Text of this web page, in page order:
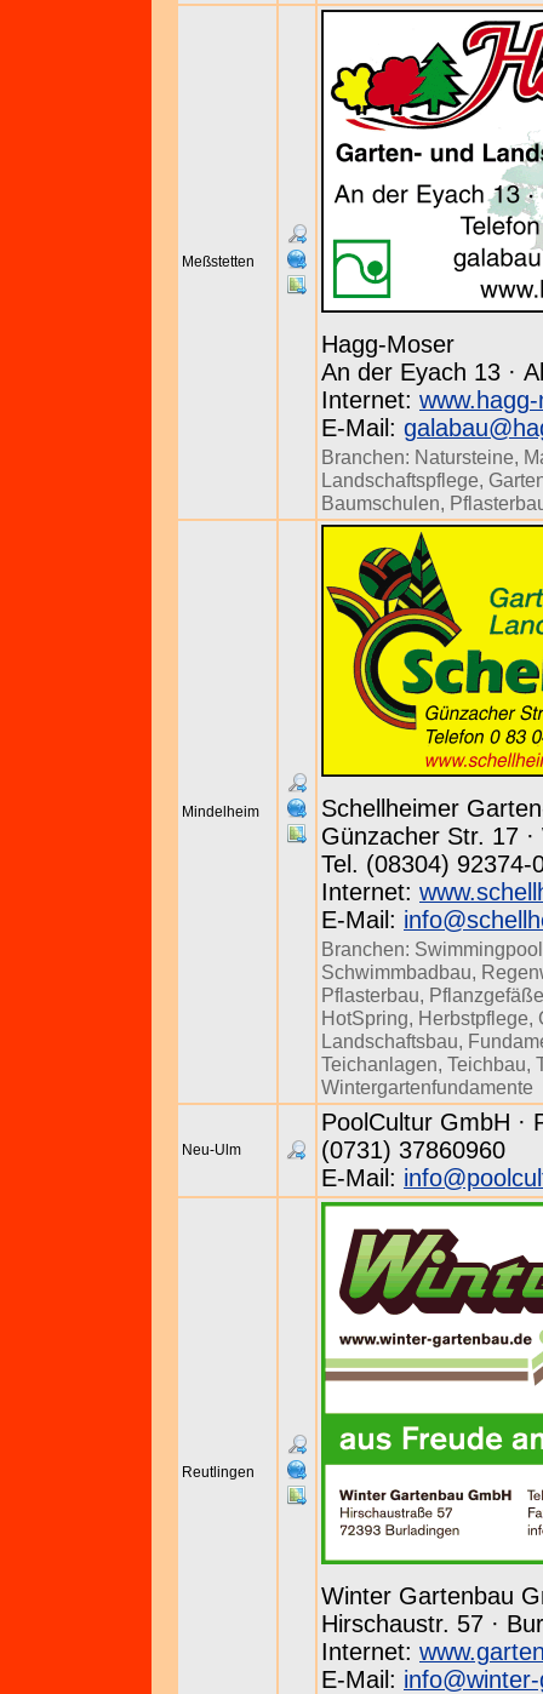
Meßstetten
Hagg-Moser
An der Eyach 13 ·
Internet:
E-Mail:
Branchen: Natursteine,
Landschaftspflege,
Baumschulen,
Mindelheim
Schellheimer
Günzacher Str. 17
Tel. (08304) 92374-
Internet:
E-Mail:
Branchen:
Schwimmbadbau,
Pflasterbau, Pflanzgefäße
HotSpring, Herbstpflege,
Landschaftsbau,
Teichanlagen, Teichbau,
Wintergartenfundamente
Neu-Ulm
PoolCultur GmbH ·
(0731) 37860960
E-Mail:
Reutlingen
Winter Gartenbau
Hirschaustr. 57 ·
Internet:
E-Mail: